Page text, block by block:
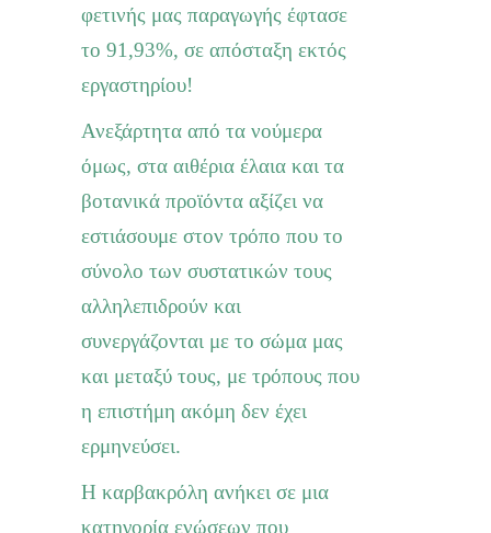
φετινής μας παραγωγής έφτασε
το 91,93%, σε απόσταξη εκτός
εργαστηρίου!
Ανεξάρτητα από τα νούμερα
όμως, στα αιθέρια έλαια και τα
βοτανικά προϊόντα αξίζει να
εστιάσουμε στον τρόπο που το
σύνολο των συστατικών τους
αλληλεπιδρούν και
συνεργάζονται με το σώμα μας
και μεταξύ τους, με τρόπους που
η επιστήμη ακόμη δεν έχει
ερμηνεύσει.
Η καρβακρόλη ανήκει σε μια
κατηγορία ενώσεων που